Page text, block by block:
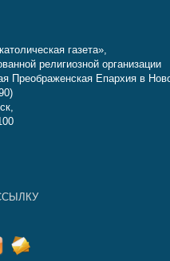
газета»,
религиозной организации
Преображенская Епархия в